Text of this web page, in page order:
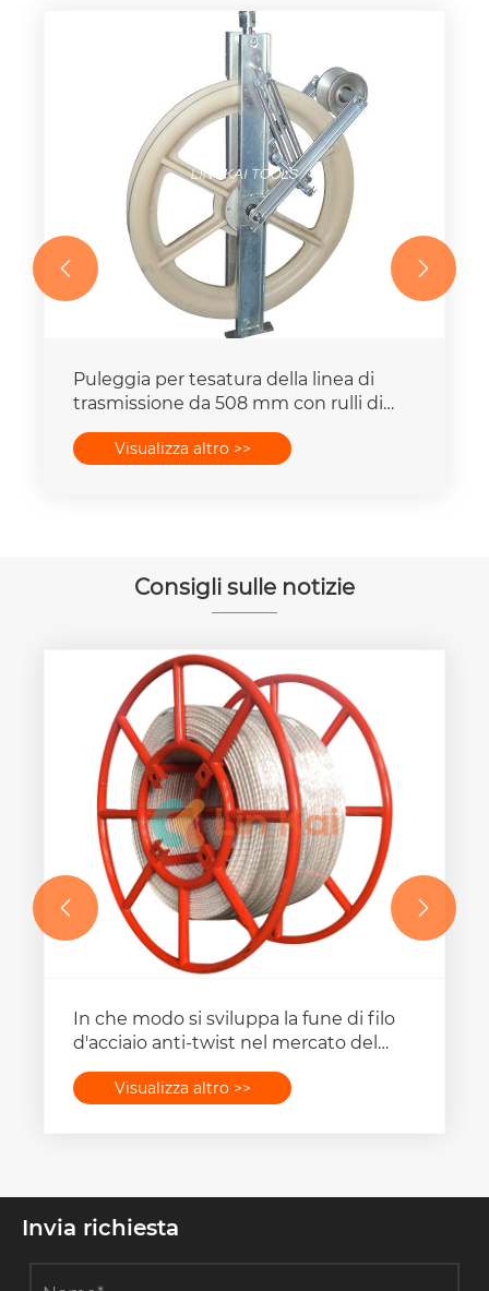
Puleggia per tesatura della linea di
trasmissione da 508 mm con rulli di
Visualizza altro >>
 
Consigli sulle notizie
In che modo si sviluppa la fune di filo
d'acciaio anti-twist nel mercato del
Visualizza altro >>
 
Invia richiesta